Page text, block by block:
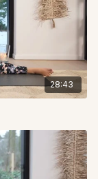
28:43